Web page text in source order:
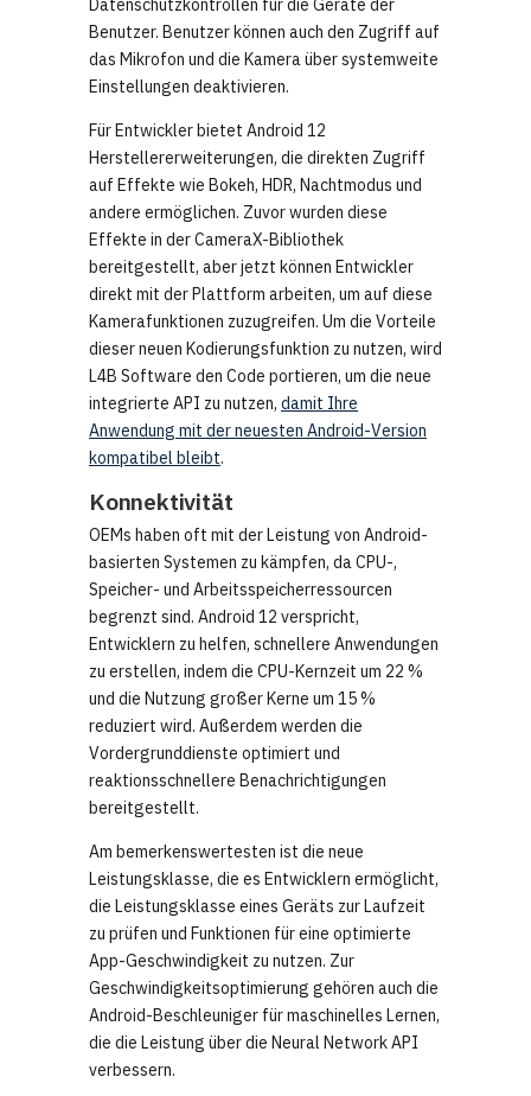
Datenschutzkontrollen für die Geräte der
Benutzer. Benutzer können auch den Zugriff auf
das Mikrofon und die Kamera über systemweite
Einstellungen deaktivieren.
Für Entwickler bietet Android 12
Herstellererweiterungen, die direkten Zugriff
auf Effekte wie Bokeh, HDR, Nachtmodus und
andere ermöglichen. Zuvor wurden diese
Effekte in der CameraX-Bibliothek
bereitgestellt, aber jetzt können Entwickler
direkt mit der Plattform arbeiten, um auf diese
Kamerafunktionen zuzugreifen. Um die Vorteile
dieser neuen Kodierungsfunktion zu nutzen, wird
L4B Software den Code portieren, um die neue
integrierte API zu nutzen, damit Ihre
Anwendung mit der neuesten Android-Version
kompatibel bleibt.
Konnektivität
OEMs haben oft mit der Leistung von Android-
basierten Systemen zu kämpfen, da CPU-,
Speicher- und Arbeitsspeicherressourcen
begrenzt sind. Android 12 verspricht,
Entwicklern zu helfen, schnellere Anwendungen
zu erstellen, indem die CPU-Kernzeit um 22 %
und die Nutzung großer Kerne um 15 %
reduziert wird. Außerdem werden die
Vordergrunddienste optimiert und
reaktionsschnellere Benachrichtigungen
bereitgestellt.
Am bemerkenswertesten ist die neue
Leistungsklasse, die es Entwicklern ermöglicht,
die Leistungsklasse eines Geräts zur Laufzeit
zu prüfen und Funktionen für eine optimierte
App-Geschwindigkeit zu nutzen. Zur
Geschwindigkeitsoptimierung gehören auch die
Android-Beschleuniger für maschinelles Lernen,
die die Leistung über die Neural Network API
verbessern.